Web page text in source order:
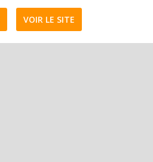
VOIR LE SITE